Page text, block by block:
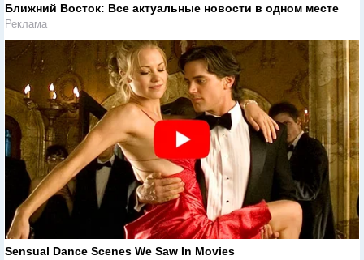
Ближний Восток: Все актуальные новости в одном месте
Реклама
Sensual Dance Scenes We Saw In Movies